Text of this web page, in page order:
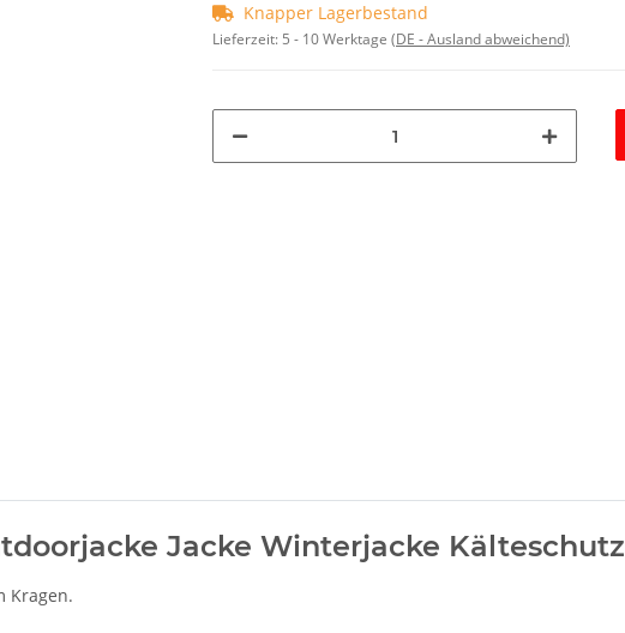
Knapper Lagerbestand
Lieferzeit: 5 - 10 Werktage (DE - Ausland abweichend)
Jacke Winterjacke Kälteschutz
Kragen.